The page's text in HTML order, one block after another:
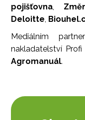
pojišťovna,
Deloitte,
Mediálním
nakladatelství Profi
Agromanuál.